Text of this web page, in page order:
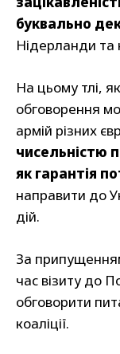
буквально
Нідерланди та
На цьому тлі,
обговорення
армій різних
чисельністю
як гарантія
направити до
дій.
За
час візиту до
обговорити
коаліції.